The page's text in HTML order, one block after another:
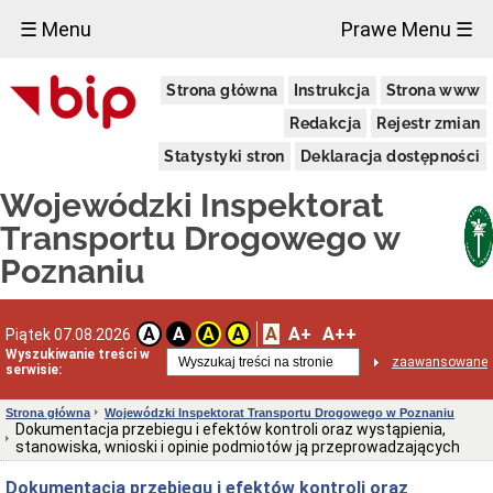
☰ Menu Prawe Menu ☰
Strona główna Instrukcja
Strona www
Redakcja
Rejestr zmian
Statystyki stron
Deklaracja dostępności
Wojewódzki Inspektorat
Transportu Drogowego w
Poznaniu
Piątek 07.08.2026 A A A A A A+ A++
Wyszukiwanie treści w
serwisie:
zaawansowane
Wojewódzki
Inspektorat
Transportu
Status
prawny
Opis
zadań
urzędu
Organizacja
działalności
i
kompetencje
Kontrola
w
siedzibie
przedsiębiorcy
Uprawnienia
Strona główna Wojewódzki Inspektorat Transportu Drogowego w Poznaniu
Dokumentacja przebiegu i efektów kontroli oraz wystąpienia,
stanowiska, wnioski i opinie podmiotów ją przeprowadzających
Dokumentacja przebiegu i efektów kontroli oraz
×